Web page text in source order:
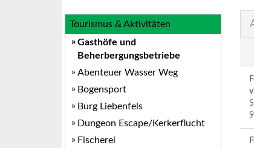
Tourismus & Aktivitäten
Gasthöfe und
Beherbergungsbetriebe
Abenteuer Wasser Weg
Bogensport
Burg Liebenfels
Dungeon Escape/Kerkerflucht
Fischerei